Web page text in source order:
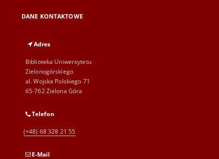
DANE KONTAKTOWE
Adres
Biblioteka Uniwersytetu
Zielonogórskiego
al. Wojska Polskiego 71
65-762 Zielona Góra
Telefon
(+48) 68 328 21 55
E-Mail